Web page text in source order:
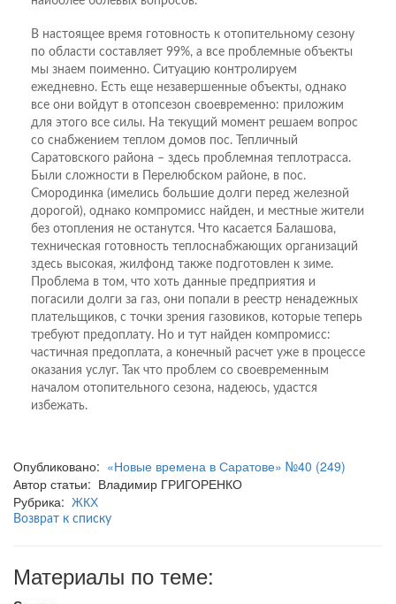
В настоящее время готовность к отопительному сезону
по области составляет 99%, а все проблемные объекты
мы знаем поименно. Ситуацию контролируем
ежедневно. Есть еще незавершенные объекты, однако
все они войдут в отопсезон своевременно: приложим
для этого все силы. На текущий момент решаем вопрос
со снабжением теплом домов пос. Тепличный
Саратовского района – здесь проблемная теплотрасса.
Были сложности в Перелюбском районе, в пос.
Смородинка (имелись большие долги перед железной
дорогой), однако компромисс найден, и местные жители
без отопления не останутся. Что касается Балашова,
техническая готовность теплоснабжающих организаций
здесь высокая, жилфонд также подготовлен к зиме.
Проблема в том, что хоть данные предприятия и
погасили долги за газ, они попали в реестр ненадежных
плательщиков, с точки зрения газовиков, которые теперь
требуют предоплату. Но и тут найден компромисс:
частичная предоплата, а конечный расчет уже в процессе
оказания услуг. Так что проблем со своевременным
началом отопительного сезона, надеюсь, удастся
избежать.
Опубликовано: «Новые времена в Саратове» №40 (249)
Автор статьи: Владимир ГРИГОРЕНКО
Рубрика: ЖКХ
Возврат к списку
Материалы по теме: